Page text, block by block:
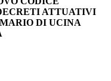
ATTUATIVI
DI UCINA